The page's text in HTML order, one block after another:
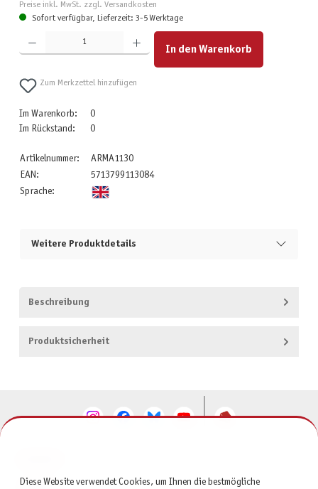
Preise inkl. MwSt. zzgl. Versandkosten
Sofort verfügbar, Lieferzeit: 3-5 Werktage
Produkt Anzahl: Gib den gewünschten Wert ein oder benutze die Schaltflächen um die Anzahl zu
In den Warenkorb
Zum Merkzettel hinzufügen
Im Warenkorb:
0
Im Rückstand:
0
Artikelnummer:
ARMA1130
EAN:
5713799113084
Sprache:
Weitere Produktdetails
Beschreibung
Produktsicherheit
Diese Website verwendet Cookies, um Ihnen die bestmögliche